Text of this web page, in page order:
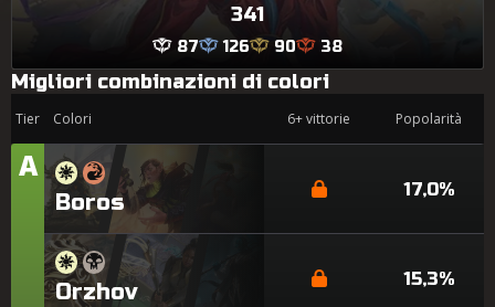
341
87 126 90 38
Migliori combinazioni di colori
Tier Colori 6+ vittorie Popolarità
Tier
A
Boros 17,0%
Orzhov 15,3%